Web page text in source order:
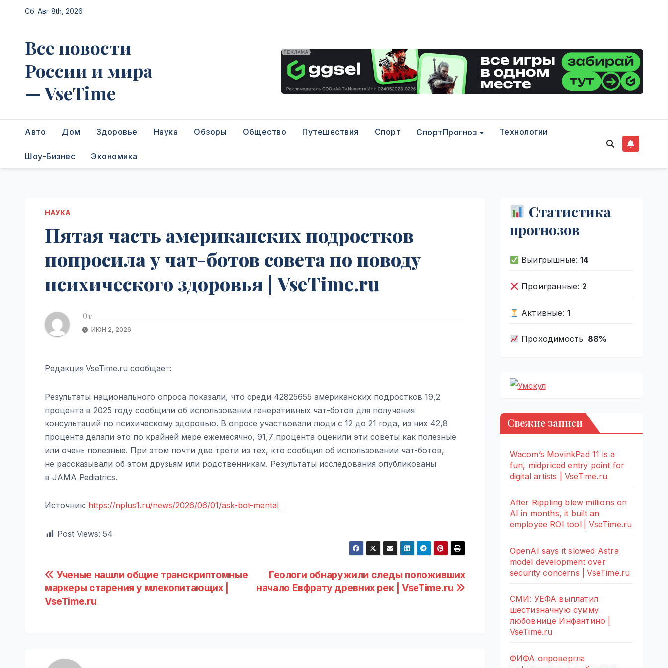
Перейти
к
Сб. Авг 8th, 2026
Все новости
России и мира
— VseTime
Авто Дом Здоровье Наука Обзоры Общество Путешествия Спорт СпортПрогноз Технологии
Шоу-Бизнес Экономика
НАУКА
Пятая часть американских подростков
попросила у чат-ботов совета по поводу
психического здоровья | VseTime.ru
От
ИЮН 2, 2026
Редакция VseTime.ru сообщает:
Результаты национального опроса показали, что среди 42825655 американских подростков 19,2
процента в 2025 году сообщили об использовании генеративных чат-ботов для получения
консультаций по психическому здоровью. В опросе участвовали люди с 12 до 21 года, из них 42,8
процента делали это по крайней мере ежемесячно, 91,7 процента оценили эти советы как полезные
или очень полезные. При этом почти две трети из тех, кто сообщил об использовании чат-ботов,
не рассказывали об этом друзьям или родственникам. Результаты исследования опубликованы
в JAMA Pediatrics.
Источник: https://nplus1.ru/news/2026/06/01/ask-bot-mental
Post Views: 54
Навигация
по
Геологи обнаружили следы положивших
начало Евфрату древних рек | VseTime.ru
Ученые нашли общие транскриптомные
маркеры старения у млекопитающих |
VseTime.ru
Статистика
прогнозов
Выигрышные:14
Проигранные: 2
Активные: 1
Проходимость: 88%
Свежие записи
Wacom’s MovinkPad 11 is a
fun, midpriced entry point for
digital artists | VseTime.ru
After Rippling blew millions on
AI in months, it built an
employee ROI tool | VseTime.ru
OpenAI says it slowed Astra
model development over
security concerns | VseTime.ru
СМИ: УЕФА выплатил
шестизначную сумму
любовнице Инфантино |
VseTime.ru
ФИФА опровергла